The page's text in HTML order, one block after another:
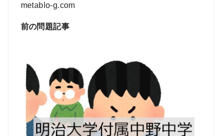
metablo-g.com
前の問題記事